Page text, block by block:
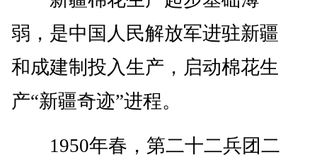
弱，是中国人民解放军进驻新疆
和成建制投入生产，启动棉花生
产“新疆奇迹”进程。
1950年春，第二十二兵团二